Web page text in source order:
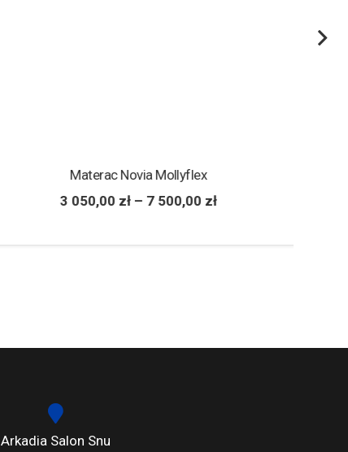
Materac Novia Mollyflex
3 050,00zł–7 500,00zł
Arkadia Salon Snu